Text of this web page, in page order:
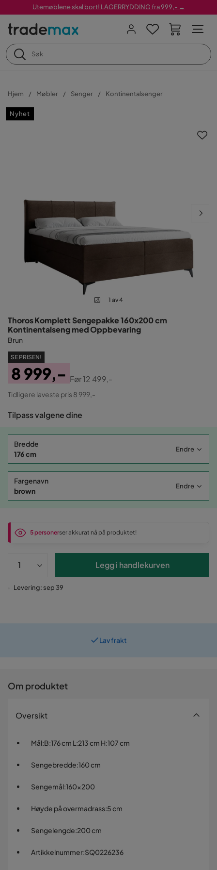
Utemøblene skal bort! LAGERRYDDING fra 999,- →
Hjem Møbler Senger Kontinentalsenger
Nyhet
1 av 4
Thoros Komplett Sengepakke 160x200 cm
Kontinentalseng med Oppbevaring
Brun
SE PRISEN!
Pris
8 999,-
Original
Pris
Før12 499,-
Tidligere laveste pris 8 999,-
Tilpass valgene dine
Bredde
176 cm
Endre
Fargenavn
brown
Endre
5 personerser akkurat nå på produktet!
Legg i handlekurven
Levering: sep 39
Prismatch
Om produktet
Oversikt
Mål:B:176 cm L:213 cm H:107 cm
Sengebredde:160 cm
Sengemål:160x200
Høyde på overmadrass:5 cm
Sengelengde:200 cm
Artikkelnummer:SQ0226236